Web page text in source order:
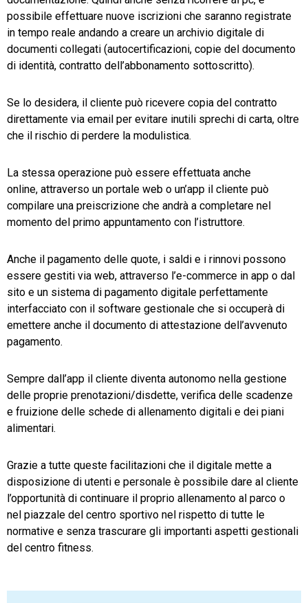
possibile effettuare nuove iscrizioni che saranno registrate
in tempo reale andando a creare un archivio digitale di
documenti collegati (autocertificazioni, copie del documento
di identità, contratto dell’abbonamento sottoscritto).
Se lo desidera, il cliente può ricevere copia del contratto
direttamente via email per evitare inutili sprechi di carta, oltre
che il rischio di perdere la modulistica.
La stessa operazione può essere effettuata anche
online, attraverso un portale web o un’app il cliente può
compilare una preiscrizione che andrà a completare nel
momento del primo appuntamento con l’istruttore.
Anche il pagamento delle quote, i saldi e i rinnovi possono
essere gestiti via web, attraverso l’e-commerce in app o dal
sito e un sistema di pagamento digitale perfettamente
interfacciato con il software gestionale che si occuperà di
emettere anche il documento di attestazione dell’avvenuto
pagamento.
Sempre dall’app il cliente diventa autonomo nella gestione
delle proprie prenotazioni/disdette, verifica delle scadenze
e fruizione delle schede di allenamento digitali e dei piani
alimentari.
Grazie a tutte queste facilitazioni che il digitale mette a
disposizione di utenti e personale è possibile dare al cliente
l’opportunità di continuare il proprio allenamento al parco o
nel piazzale del centro sportivo nel rispetto di tutte le
normative e senza trascurare gli importanti aspetti gestionali
del centro fitness.